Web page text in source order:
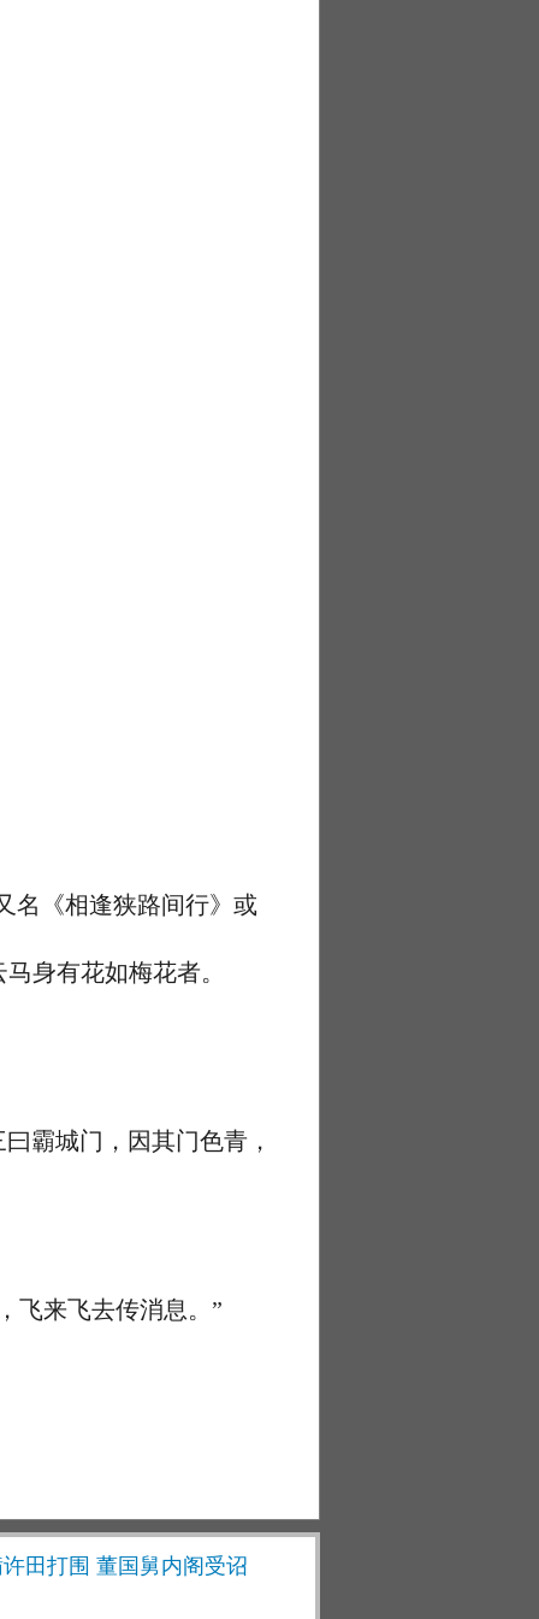
《相逢狭路间行》或
身有花如梅花者。
霸城门，因其门色青，
来飞去传消息。”
田打围 董国舅内阁受诏